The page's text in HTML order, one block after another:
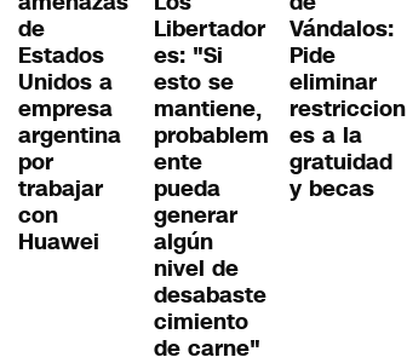
de
Estados
Unidos a
empresa
argentina
por
trabajar
con
Huawei
Libertador
es: "Si
esto se
mantiene,
probablem
ente
pueda
generar
algún
nivel de
desabaste
cimiento
de carne"
Vándalos:
Pide
eliminar
restriccion
es a la
gratuidad
y becas